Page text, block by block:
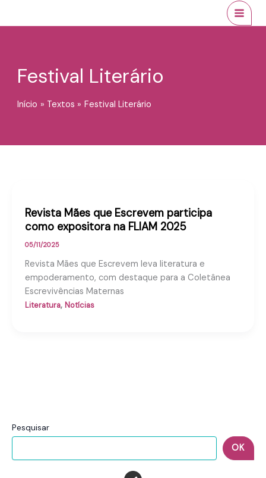
Festival Literário
Início Textos Festival Literário
Pesquisar
OK
Revista Mães que Escrevem participa
como expositora na FLIAM 2025
05/11/2025
Revista Mães que Escrevem leva literatura e
empoderamento, com destaque para a Coletânea
Escrevivências Maternas
Literatura, Notícias